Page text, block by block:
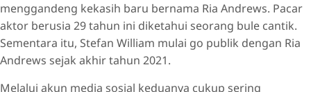
menggandeng kekasih baru bernama Ria Andrews. Pacar
aktor berusia 29 tahun ini diketahui seorang bule cantik.
Sementara itu, Stefan William mulai go publik dengan Ria
Andrews sejak akhir tahun 2021.
Melalui akun media sosial keduanya cukup sering